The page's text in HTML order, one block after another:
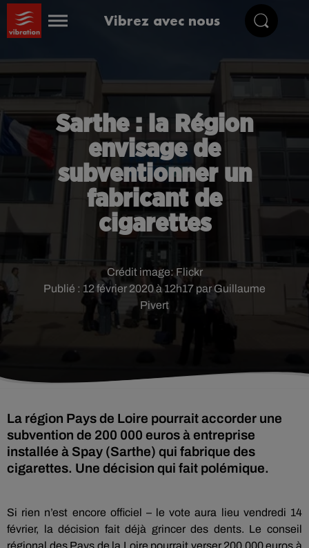
Vibrez avec nous
Sarthe : la Région
envisage de
subventionner un
fabricant de
cigarettes
Publié : 12 février 2020 à 12h17 par Guillaume
Pivert
Crédit image: Flickr
La région Pays de Loire pourrait accorder une
subvention de 200 000 euros à entreprise
installée à Spay (Sarthe) qui fabrique des
cigarettes. Une décision qui fait polémique.
Si rien n’est encore officiel – le vote aura lieu vendredi 14
février, la décision fait déjà grincer des dents. Le conseil
régional des Pays de la Loire pourrait verser 200 000 euros à